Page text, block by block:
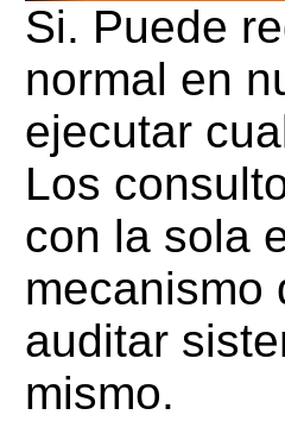
Si. Puede
normal en
ejecutar
Los
con la sola
mecanismo
auditar
mismo.